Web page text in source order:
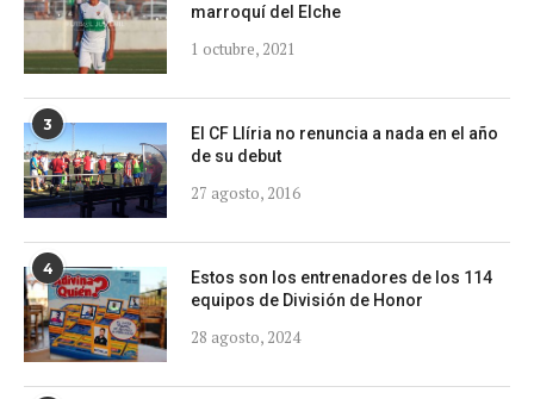
marroquí del Elche
1 octubre, 2021
3
El CF Llíria no renuncia a nada en el año
de su debut
27 agosto, 2016
4
Estos son los entrenadores de los 114
equipos de División de Honor
28 agosto, 2024